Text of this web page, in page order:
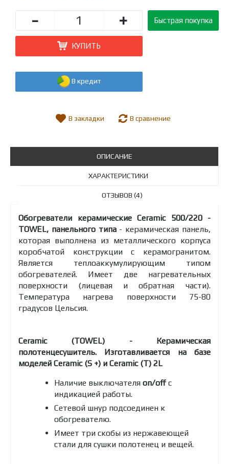
Быстрая покупка
- +
КУПИТЬ
В кредит
В закладки В сравнение
ОПИСАНИЕ
ХАРАКТЕРИСТИКИ
ОТЗЫВОВ (4)
Обогреватели керамические Ceramic 500/220 -
TOWEL, панельного типа- керамическая панель,
которая выполнена из металлического корпуса
коробчатой конструкции с керамогранитом.
Является теплоаккумулирующим типом
обогревателей. Имеет две нагревательных
поверхности (лицевая и обратная части).
Температура нагрева поверхности 75-80
градусов Цельсия.
Ceramic (TOWEL) - Керамическая
полотенцесушитель. Изготавливается на базе
моделей Ceramic (S +) и Ceramic (T) 2L
Наличие выключателя on/off с
индикацией работы.
Сетевой шнур подсоединен к
обогревателю.
Имеет три скобы из нержавеющей
стали для сушки полотенец и вещей.